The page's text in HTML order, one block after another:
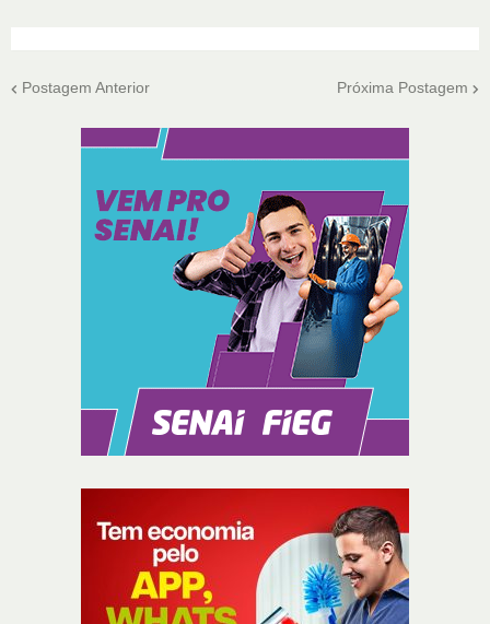
Postagem Anterior Próxima Postagem